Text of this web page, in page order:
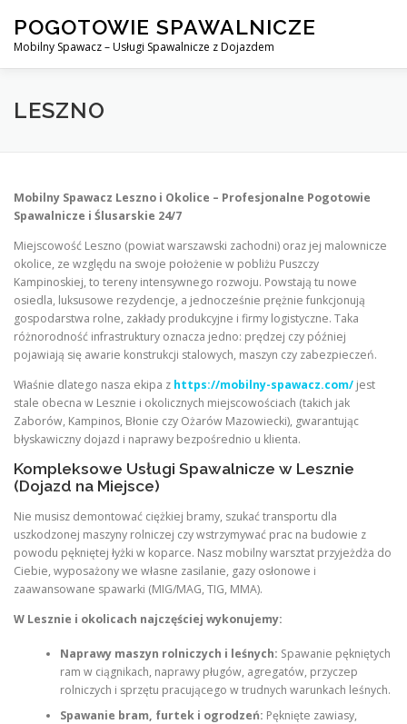
content
POGOTOWIE SPAWALNICZE
Mobilny Spawacz – Usługi Spawalnicze z Dojazdem
MOBILNY SPAWACZ
LESZNO
Mobilny Spawacz Leszno i Okolice – Profesjonalne Pogotowie
Spawalnicze i Ślusarskie 24/7
Miejscowość Leszno (powiat warszawski zachodni) oraz jej malownicze
okolice, ze względu na swoje położenie w pobliżu Puszczy
Kampinoskiej, to tereny intensywnego rozwoju. Powstają tu nowe
osiedla, luksusowe rezydencje, a jednocześnie prężnie funkcjonują
gospodarstwa rolne, zakłady produkcyjne i firmy logistyczne. Taka
różnorodność infrastruktury oznacza jedno: prędzej czy później
pojawiają się awarie konstrukcji stalowych, maszyn czy zabezpieczeń.
Właśnie dlatego nasza ekipa z https://mobilny-spawacz.com/ jest
stale obecna w Lesznie i okolicznych miejscowościach (takich jak
Zaborów, Kampinos, Błonie czy Ożarów Mazowiecki), gwarantując
błyskawiczny dojazd i naprawy bezpośrednio u klienta.
Kompleksowe Usługi Spawalnicze w Lesznie
(Dojazd na Miejsce)
Nie musisz demontować ciężkiej bramy, szukać transportu dla
uszkodzonej maszyny rolniczej czy wstrzymywać prac na budowie z
powodu pękniętej łyżki w koparce. Nasz mobilny warsztat przyjeżdża do
Ciebie, wyposażony we własne zasilanie, gazy osłonowe i
zaawansowane spawarki (MIG/MAG, TIG, MMA).
W Lesznie i okolicach najczęściej wykonujemy:
Naprawy maszyn rolniczych i leśnych: Spawanie pękniętych
ram w ciągnikach, naprawy pługów, agregatów, przyczep
rolniczych i sprzętu pracującego w trudnych warunkach leśnych.
Spawanie bram, furtek i ogrodzeń: Pęknięte zawiasy,